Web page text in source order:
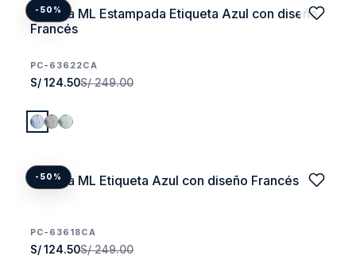
-50%
Camisa ML Estampada Etiqueta Azul con diseño
Francés
PC-63622CA
S/ 124.50S/ 249.00
-50%
Camisa ML Etiqueta Azul con diseño Francés
PC-63618CA
S/ 124.50S/ 249.00